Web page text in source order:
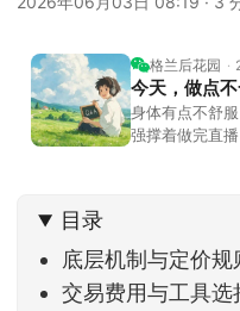
格兰后花园
今天，做点
身体有点不舒
强撑着做完直
问的，可以给
量挑选5个比较
目录
底层机制与定价规
交易费用与工具选